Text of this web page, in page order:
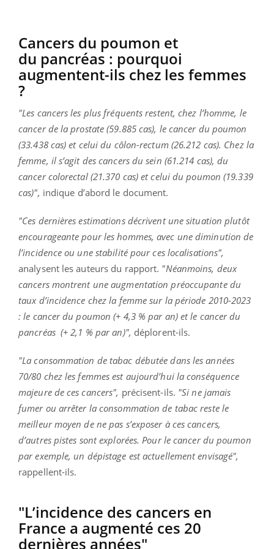
Cancers du poumon et
du pancréas : pourquoi
augmentent-ils chez les femmes
?
"Les cancers les plus fréquents restent, chez l’homme, le
cancer de la prostate (59.885 cas), le cancer du poumon
(33.438 cas) et celui du côlon-rectum (26.212 cas). Chez la
femme, il s’agit des cancers du sein (61.214 cas), du
cancer colorectal (21.370 cas) et celui du poumon (19.339
cas)", indique d’abord le document.
"Ces dernières estimations décrivent une situation plutôt
encourageante pour les hommes, avec une diminution de
l’incidence ou une stabilité pour ces localisations",
analysent les auteurs du rapport. "Néanmoins, deux
cancers montrent une augmentation préoccupante du
taux d’incidence chez la femme sur la période 2010-2023
: le cancer du poumon (+ 4,3 % par an) et le cancer du
pancréas (+ 2,1 % par an)", déplorent-ils.
"La consommation de tabac débutée dans les années
70/80 chez les femmes est aujourd’hui la conséquence
majeure de ces cancers", précisent-ils. "Si ne jamais
fumer ou arrêter la consommation de tabac reste le
meilleur moyen de ne pas s’exposer à ces cancers,
d’autres pistes sont explorées. Pour le cancer du poumon
par exemple, un dépistage est actuellement envisagé",
rappellent-ils.
"L’incidence des cancers en
France a augmenté ces 20
dernières années"